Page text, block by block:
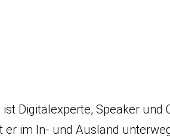
ist Digitalexperte, Speaker
er im In- und Ausland